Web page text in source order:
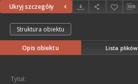
Ukryj szczegóły
Struktura obiektu
Opis obiektu Lista plików
Tytuł: